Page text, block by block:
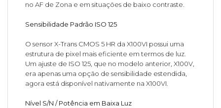
no AF de Zona e em situações de baixo contraste.
Sensibilidade Padrão ISO 125
O sensor X-Trans CMOS 5 HR da X100VI possui uma
estrutura de pixel mais eficiente em termos de luz.
Um ajuste de ISO 125, que no modelo anterior, X100V,
era apenas uma opção de sensibilidade estendida,
agora está disponível nativamente na X100VI.
Nível S/N / Potência em Baixa Luz